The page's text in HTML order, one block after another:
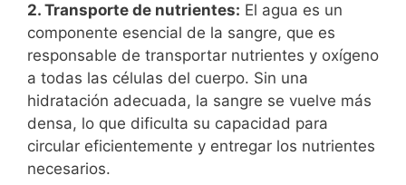
2. Transporte de nutrientes: El agua es un
componente esencial de la sangre, que es
responsable de transportar nutrientes y oxígeno
a todas las células del cuerpo. Sin una
hidratación adecuada, la sangre se vuelve más
densa, lo que dificulta su capacidad para
circular eficientemente y entregar los nutrientes
necesarios.